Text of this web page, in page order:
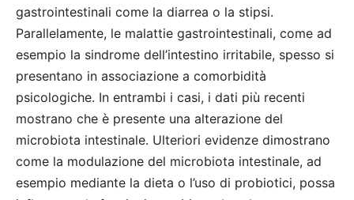
gastrointestinali come la diarrea o la stipsi.
Parallelamente, le malattie gastrointestinali, come ad
esempio la sindrome dell’intestino irritabile, spesso si
presentano in associazione a comorbidità
psicologiche. In entrambi i casi, i dati più recenti
mostrano che è presente una alterazione del
microbiota intestinale. Ulteriori evidenze dimostrano
come la modulazione del microbiota intestinale, ad
esempio mediante la dieta o l’uso di probiotici, possa